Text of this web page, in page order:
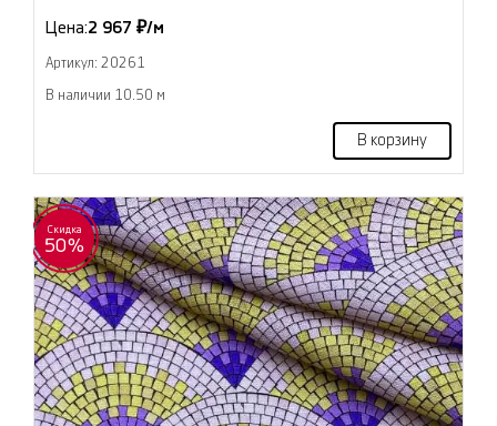
Цена:2 967 ₽/м
Артикул: 20261
В наличии 10.50 м
В корзину
Скидка
50%